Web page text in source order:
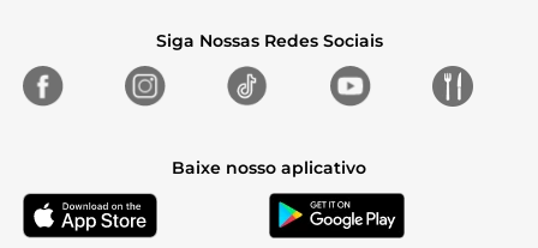
Siga Nossas Redes Sociais
Baixe nosso aplicativo